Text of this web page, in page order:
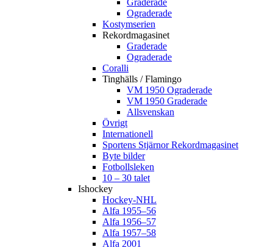
Graderade
Ograderade
Kostymserien
Rekordmagasinet
Graderade
Ograderade
Coralli
Tinghälls / Flamingo
VM 1950 Ograderade
VM 1950 Graderade
Allsvenskan
Övrigt
Internationell
Sportens Stjärnor Rekordmagasinet
Byte bilder
Fotbollsleken
10 – 30 talet
Ishockey
Hockey-NHL
Alfa 1955–56
Alfa 1956–57
Alfa 1957–58
Alfa 2001